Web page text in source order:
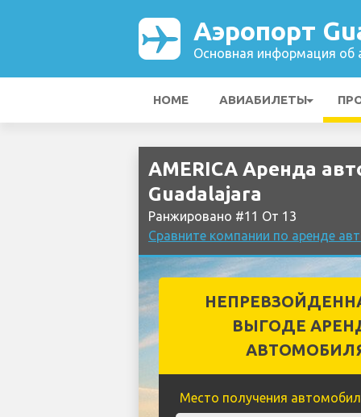
Аэропорт
Основная информация об
HOME АВИАБИЛЕТЫ
AMERICA Аренда
Guadalajara
Ранжировано #11 От 13
Сравните компании по аренде
ВЫГОДЕ
Место получения